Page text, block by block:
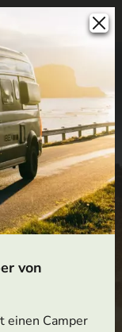
von
einen Camper